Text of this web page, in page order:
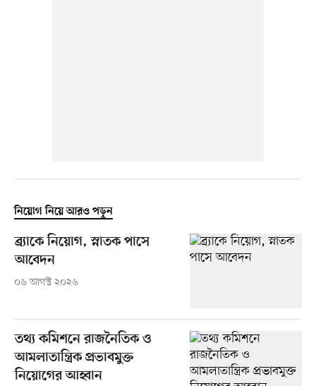
নিয়োগ নিয়ে আরও পড়ুন
ব্র্যাকে নিয়োগ, স্নাতক পাসে
আবেদন
০৬ আগস্ট ২০২৬
তথ্য কমিশনে রাজনৈতিক ও
আমলাতান্ত্রিক প্রভাবমুক্ত
নিয়োগের আহ্বান